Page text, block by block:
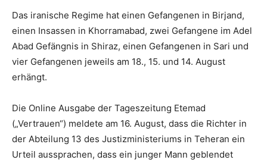
Das iranische Regime hat einen Gefangenen in Birjand,
einen Insassen in Khorramabad, zwei Gefangene im Adel
Abad Gefängnis in Shiraz, einen Gefangenen in Sari und
vier Gefangenen jeweils am 18., 15. und 14. August
erhängt.
Die Online Ausgabe der Tageszeitung Etemad
(„Vertrauen“) meldete am 16. August, dass die Richter in
der Abteilung 13 des Justizministeriums in Teheran ein
Urteil aussprachen, dass ein junger Mann geblendet